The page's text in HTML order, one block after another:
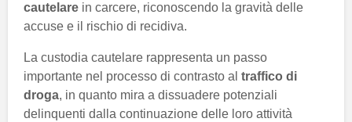
cautelare in carcere, riconoscendo la gravità delle
accuse e il rischio di recidiva.
La custodia cautelare rappresenta un passo
importante nel processo di contrasto al traffico di
droga, in quanto mira a dissuadere potenziali
delinquenti dalla continuazione delle loro attività